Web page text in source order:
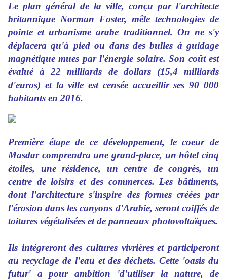
Le plan général de la ville, conçu par l'architecte
britannique Norman Foster, mêle technologies de
pointe et urbanisme arabe traditionnel. On ne s'y
déplacera qu'à pied ou dans des bulles à guidage
magnétique mues par l'énergie solaire. Son coût est
évalué à 22 milliards de dollars (15,4 milliards
d'euros) et la ville est censée accueillir ses 90 000
habitants en 2016.
Première étape de ce développement, le coeur de
Masdar comprendra une grand-place, un hôtel cinq
étoiles, une résidence, un centre de congrès, un
centre de loisirs et des commerces. Les bâtiments,
dont l'architecture s'inspire des formes créées par
l'érosion dans les canyons d'Arabie, seront coiffés de
toitures végétalisées et de panneaux photovoltaïques.
Ils intégreront des cultures vivrières et participeront
au recyclage de l'eau et des déchets. Cette 'oasis du
futur' a pour ambition 'd'utiliser la nature, de